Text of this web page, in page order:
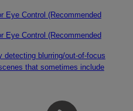
Eye Control (Recommended
Eye Control (Recommended
blurring/out-of-focus
that sometimes include